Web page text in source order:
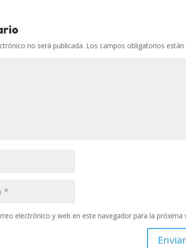
no será publicada. Los campos obligatorios
electrónico y web en este navegador para la próxima